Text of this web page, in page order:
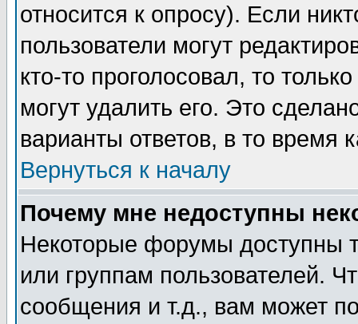
относится к опросу). Если
пользователи могут
кто-то проголосовал, то
могут удалить его. Это
варианты ответов, в то время
Вернуться к началу
Почему мне недоступны
Некоторые форумы доступны
или группам пользователей.
сообщения и т.д., вам может